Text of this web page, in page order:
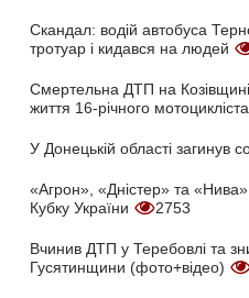
Скандал: водій автобуса
тротуар і кидався на людей
Смертельна ДТП на
життя 16-річного мотоцикліста
У Донецькій області загинув
«Агрон», «Дністер» та «Нива»
Кубку України
2753
Вчинив ДТП у Теребовлі та
Гусятинщини (фото+відео)